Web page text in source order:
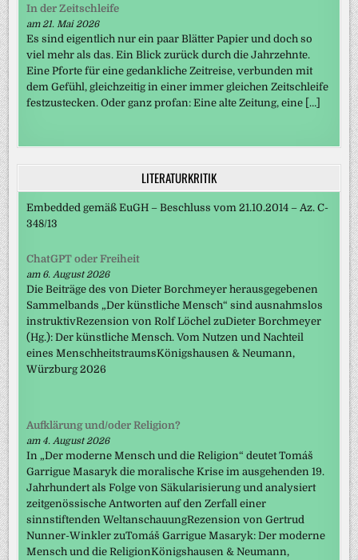
In der Zeitschleife
am 21. Mai 2026
Es sind eigentlich nur ein paar Blätter Papier und doch so
viel mehr als das. Ein Blick zurück durch die Jahrzehnte.
Eine Pforte für eine gedankliche Zeitreise, verbunden mit
dem Gefühl, gleichzeitig in einer immer gleichen Zeitschleife
festzustecken. Oder ganz profan: Eine alte Zeitung, eine […]
LITERATURKRITIK
Embedded gemäß EuGH – Beschluss vom 21.10.2014 – Az. C-
348/13
ChatGPT oder Freiheit
am 6. August 2026
Die Beiträge des von Dieter Borchmeyer herausgegebenen
Sammelbands „Der künstliche Mensch“ sind ausnahmslos
instruktivRezension von Rolf Löchel zuDieter Borchmeyer
(Hg.): Der künstliche Mensch. Vom Nutzen und Nachteil
eines MenschheitstraumsKönigshausen & Neumann,
Würzburg 2026
Aufklärung und/oder Religion?
am 4. August 2026
In „Der moderne Mensch und die Religion“ deutet Tomáš
Garrigue Masaryk die moralische Krise im ausgehenden 19.
Jahrhundert als Folge von Säkularisierung und analysiert
zeitgenössische Antworten auf den Zerfall einer
sinnstiftenden WeltanschauungRezension von Gertrud
Nunner-Winkler zuTomáš Garrigue Masaryk: Der moderne
Mensch und die ReligionKönigshausen & Neumann,